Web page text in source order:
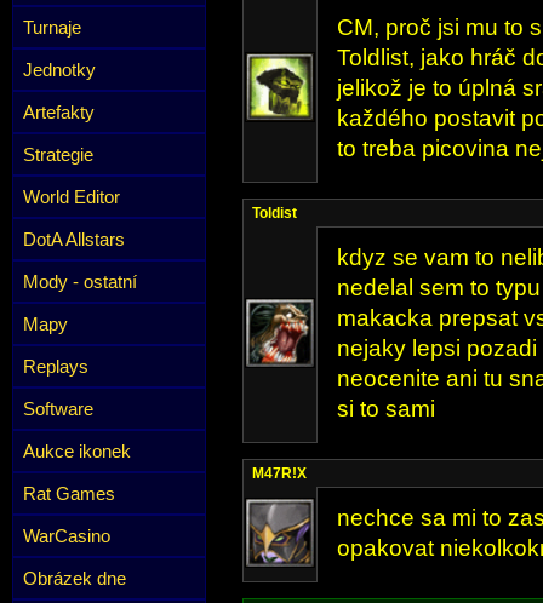
Turnaje
Jednotky
Artefakty
Strategie
World Editor
DotA Allstars
Mody - ostatní
Mapy
Replays
Software
Aukce ikonek
Rat Games
WarCasino
Obrázek dne
CM, proč jsi mu to
Toldlist, jako hráč
jelikož je to úplná
každého postavit
to treba picovina
Toldist
kdyz se vam to
nedelal sem to
makacka prepsat
nejaky lepsi
neocenite ani tu
si to sami
M47R!X
nechce sa mi to
opakovat